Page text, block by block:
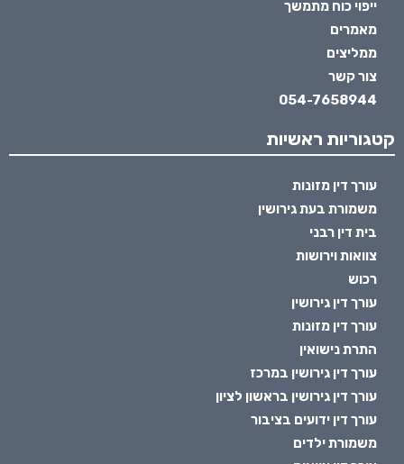
ייפוי כוח מתמשך
מאמרים
ממליצים
צור קשר
054-7658944
קטגוריות ראשיות
עורך דין מזונות
משמורת בעת גירושין
בית דין רבני
צוואות וירושות
רכוש
עורך דין גירושין
עורך דין מזונות
התרת נישואין
עורך דין גירושין במרכז
עורך דין גירושין בראשון לציון
עורך דין ידועים בציבור
משמורת ילדים